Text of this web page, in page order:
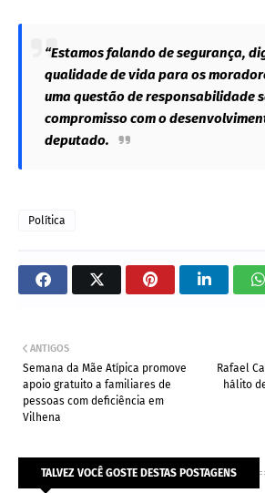
“Estamos falando de segurança,
qualidade de vida para os
uma questão de responsabilidade
compromisso com o
deputado.
Política
Rafael
hálito
ANTIGOS
Semana da Mãe Atípica promove
apoio gratuito a familiares de
pessoas com deficiência em
Vilhena
TALVEZ VOCÊ GOSTE DESTAS POSTAGENS